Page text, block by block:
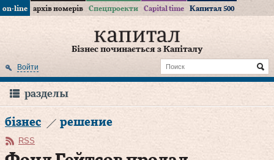
on-line архів номерів Спецпроекти Capital time Капитал 500
Бізнес починається з Капіталу
Войти
разделы
бізнес решение
RSS